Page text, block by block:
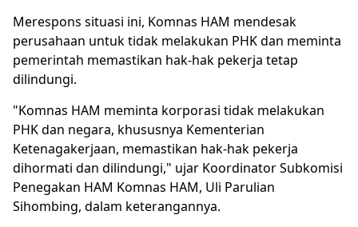
Merespons situasi ini, Komnas HAM mendesak
perusahaan untuk tidak melakukan PHK dan meminta
pemerintah memastikan hak-hak pekerja tetap
dilindungi.
"Komnas HAM meminta korporasi tidak melakukan
PHK dan negara, khususnya Kementerian
Ketenagakerjaan, memastikan hak-hak pekerja
dihormati dan dilindungi," ujar Koordinator Subkomisi
Penegakan HAM Komnas HAM, Uli Parulian
Sihombing, dalam keterangannya.